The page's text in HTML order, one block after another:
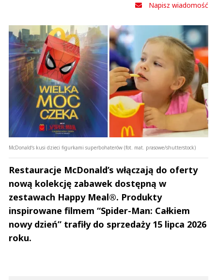
Napisz wiadomość
McDonald‘s kusi dzieci figurkami superbohaterów (fot. mat. prasowe/shutterstock)
Restauracje McDonald’s włączają do oferty
nową kolekcję zabawek dostępną w
zestawach Happy Meal®. Produkty
inspirowane filmem “Spider-Man: Całkiem
nowy dzień” trafiły do sprzedaży 15 lipca 2026
roku.